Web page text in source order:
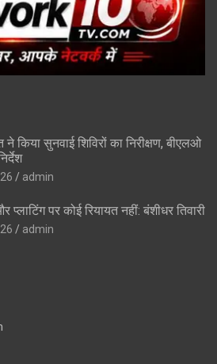
किया सुनवाई शिविरों का निरीक्षण, बीएलओ
admin
प्लाटिंग पर कोई रियायत नहीं: बंशीधर तिवारी
admin